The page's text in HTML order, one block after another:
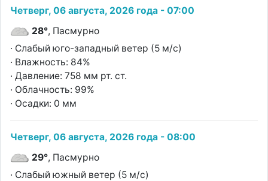
Четверг, 06 августа, 2026 года - 07:00
28°, Пасмурно
· Слабый юго-западный ветер (5 м/с)
· Влажность: 84%
· Давление: 758 мм рт. ст.
· Облачность: 99%
· Осадки: 0 мм
Четверг, 06 августа, 2026 года - 08:00
29°, Пасмурно
· Слабый южный ветер (5 м/с)